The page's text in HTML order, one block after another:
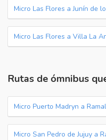
Micro Las Flores a Junín de
Micro Las Flores a Villa La
Rutas de ómnibus
Micro Puerto Madryn a
Micro San Pedro de Jujuy a